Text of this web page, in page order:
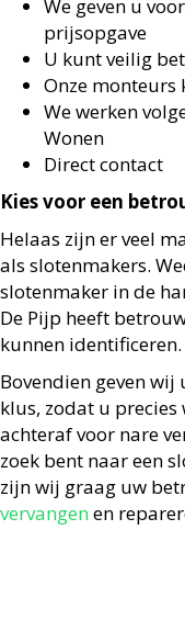
We geven u
prijsopgave
U kunt veilig
Onze
We werken
Wonen
Direct contact
Kies voor een
Helaas zijn er veel
als slotenmakers.
slotenmaker in de
De Pijp heeft
kunnen identificeren.
Bovendien geven wij
klus, zodat u
achteraf voor nare
zoek bent naar een
zijn wij graag uw
vervangenen